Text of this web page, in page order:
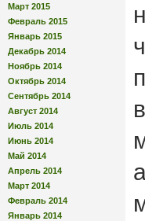
Март 2015
Февраль 2015
Январь 2015
Декабрь 2014
Ноябрь 2014
Октябрь 2014
Сентябрь 2014
Август 2014
Июль 2014
Июнь 2014
Май 2014
Апрель 2014
Март 2014
Февраль 2014
Январь 2014